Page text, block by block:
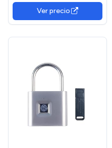
dactilar, USB recargable, Sin
Llave, Cerradura
Electrónica Para Cajones,
Ver precio